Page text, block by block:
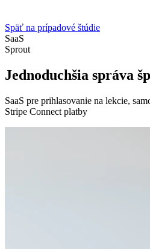
Späť na prípadové štúdie
SaaS
Sprout
Jednoduchšia správa
SaaS pre prihlasovanie na lekcie,
Stripe Connect platby